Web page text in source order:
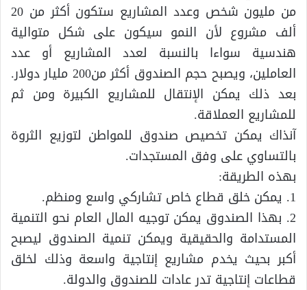
من مليون شخص وعدد المشاريع ستكون أكثر من 20
ألف مشروع لأن النمو سيكون على شكل متوالية
هندسية سواءا بالنسبة لعدد المشاريع أو عدد
العاملين، ويصبح حجم الصندوق أكثر من200 مليار دولار.
بعد ذلك يمكن الإنتقال للمشاريع الكبيرة ومن ثم
للمشاريع العملاقة.
آنذاك يمكن تخصيص صندوق للمواطن لتوزيع الثروة
بالتساوي على وفق المستجدات.
بهذه الطريقة:
1. يمكن خلق قطاع خاص تشاركي واسع ومنظم.
2. بهذا الصندوق يمكن توجيه المال العام نحو التنمية
المستدامة والحقيقية ويمكن تنمية الصندوق ليصبح
أكبر بحيث يخدم مشاريع إنتاجية واسعة وذلك لخلق
قطاعات إنتاجية تدر عادات للصندوق والدولة.